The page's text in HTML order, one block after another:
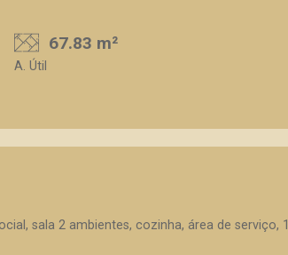
67.83 m²
A. Útil
sala 2 ambientes, cozinha, área de serviço, 1